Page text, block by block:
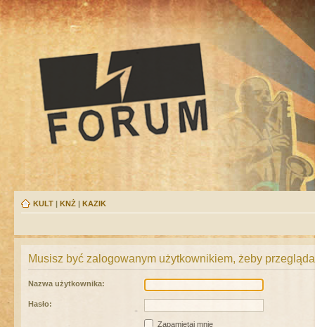
KULT | KNŻ | KAZIK
Musisz być zalogowanym użytkownikiem, żeby
Nazwa użytkownika:
Hasło:
Zapamiętaj mnie